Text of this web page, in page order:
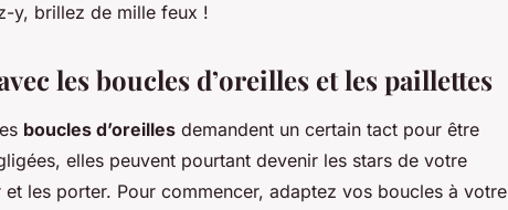
y, brillez de mille feux !
les boucles d’oreilles et les paillettes
boucles d’oreilles demandent un certain tact pour être
elles peuvent pourtant devenir les stars de votre
les porter. Pour commencer, adaptez vos boucles à votre